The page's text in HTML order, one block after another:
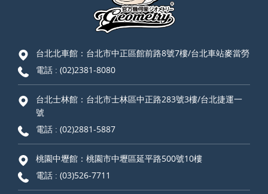
台北北車館：台北市中正區館前路8號7樓/台北車站麥當勞
電話 : (02)2381-8080
台北士林館：台北市士林區中正路283號3樓/台北捷運一
號
電話 : (02)2881-5887
桃園中壢館：桃園市中壢區延平路500號10樓
電話 : (03)526-7711